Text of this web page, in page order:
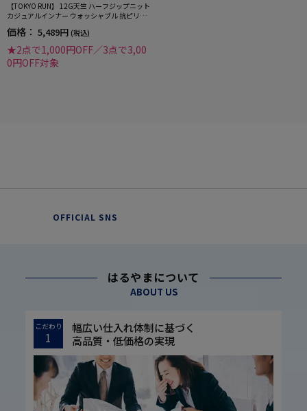
【TOKYO RUN】 12G天竺 ハーフジップニット
カジュアルインナー ウォッシャブル 抗ピリン
グ 秋冬
価格： 5,489円 (税込)
★2点で1,000円OFF／3点で3,00
0円OFF対象
OFFICIAL SNS
はるやまについて
ABOUT US
こだわり
1
幅広い仕入れ体制に基づく
高品質・低価格の実現